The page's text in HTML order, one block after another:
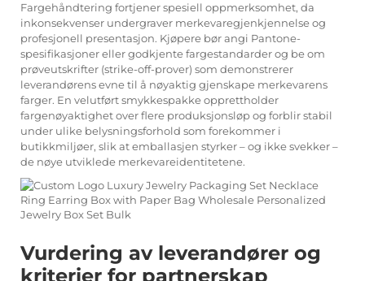
Fargehåndtering fortjener spesiell oppmerksomhet, da
inkonsekvenser undergraver merkevaregjenkjennelse og
profesjonell presentasjon. Kjøpere bør angi Pantone-
spesifikasjoner eller godkjente fargestandarder og be om
prøveutskrifter (strike-off-prover) som demonstrerer
leverandørens evne til å nøyaktig gjenskape merkevarens
farger. En velutført smykkespakke opprettholder
fargenøyaktighet over flere produksjonsløp og forblir stabil
under ulike belysningsforhold som forekommer i
butikkmiljøer, slik at emballasjen styrker – og ikke svekker –
de nøye utviklede merkevareidentitetene.
Vurdering av leverandører og
kriterier for partnerskap